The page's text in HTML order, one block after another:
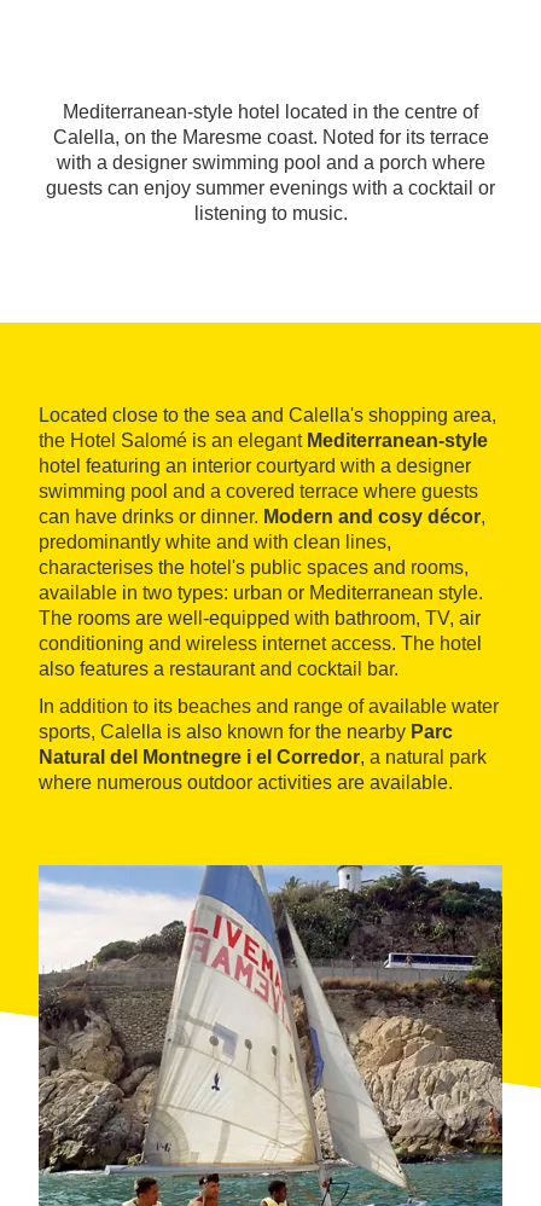
Mediterranean-style hotel located in the centre of
Calella, on the Maresme coast. Noted for its terrace
with a designer swimming pool and a porch where
guests can enjoy summer evenings with a cocktail or
listening to music.
Located close to the sea and Calella's shopping area,
the Hotel Salomé is an elegant Mediterranean-style
hotel featuring an interior courtyard with a designer
swimming pool and a covered terrace where guests
can have drinks or dinner. Modern and cosy décor,
predominantly white and with clean lines,
characterises the hotel's public spaces and rooms,
available in two types: urban or Mediterranean style.
The rooms are well-equipped with bathroom, TV, air
conditioning and wireless internet access. The hotel
also features a restaurant and cocktail bar.
In addition to its beaches and range of available water
sports, Calella is also known for the nearby Parc
Natural del Montnegre i el Corredor, a natural park
where numerous outdoor activities are available.